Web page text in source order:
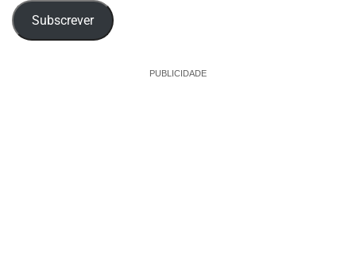
Subscrever
PUBLICIDADE